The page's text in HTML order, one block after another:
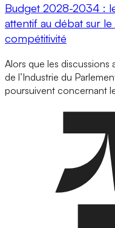
Budget 2028-2034 :
attentif au débat sur
compétitivité
Alors que les discussions
de l’Industrie du
poursuivent concernant